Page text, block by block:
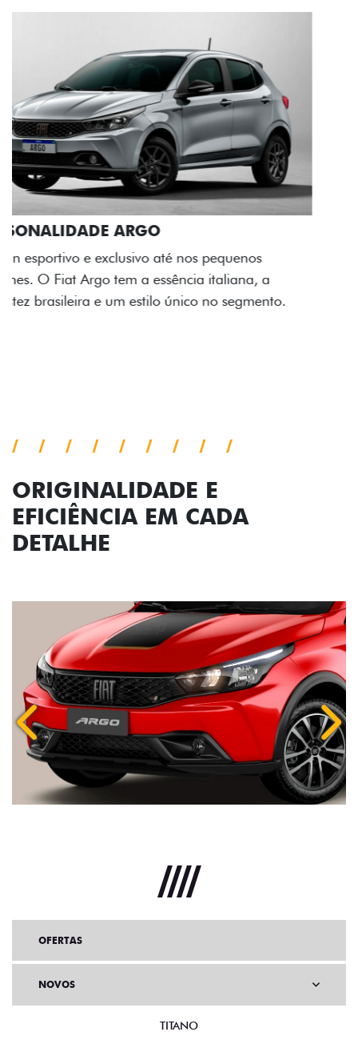
ACABAMENTO E DESIGN INTERNO
A flag italiana e o novo logo Fiat também aparecem
no interior do carro, que possui acabamento
impecável e detalhes escurecidos.
ORIGINALIDADE E
EFICIÊNCIA EM CADA
DETALHE
Anterior
OFERTAS
NOVOS
TITANO